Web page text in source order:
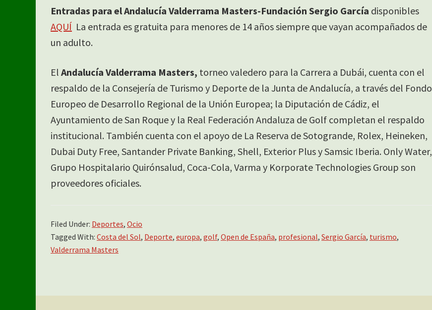
Entradas para el Andalucía Valderrama Masters-Fundación Sergio García disponibles
AQUÍ La entrada es gratuita para menores de 14 años siempre que vayan acompañados de
un adulto.
El Andalucía Valderrama Masters, torneo valedero para la Carrera a Dubái, cuenta con el
respaldo de la Consejería de Turismo y Deporte de la Junta de Andalucía, a través del Fondo
Europeo de Desarrollo Regional de la Unión Europea; la Diputación de Cádiz, el
Ayuntamiento de San Roque y la Real Federación Andaluza de Golf completan el respaldo
institucional. También cuenta con el apoyo de La Reserva de Sotogrande, Rolex, Heineken,
Dubai Duty Free, Santander Private Banking, Shell, Exterior Plus y Samsic Iberia. Only Water,
Grupo Hospitalario Quirónsalud, Coca-Cola, Varma y Korporate Technologies Group son
proveedores oficiales.
Filed Under: Deportes, Ocio
Tagged With: Costa del Sol, Deporte, europa, golf, Open de España, profesional, Sergio García, turismo,
Valderrama Masters